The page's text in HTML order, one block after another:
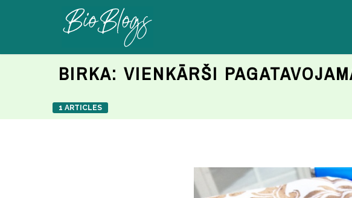
BIRKA: VIENKĀRŠI
1 ARTICLES